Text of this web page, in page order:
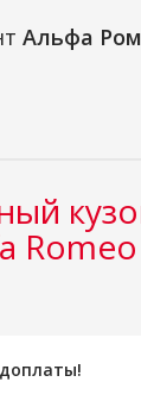
Альфа
Romeo